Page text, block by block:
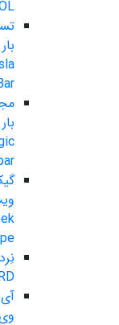
بار
بار
نِرد
آی